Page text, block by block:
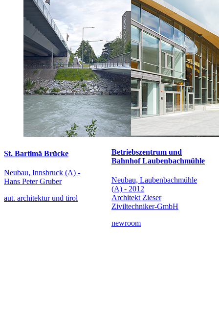
St. Bartlmä Brücke
Neubau, Innsbruck (A) -
Hans Peter Gruber
aut. architektur und tirol
Betriebszentrum und
Bahnhof Laubenbachmühle
Neubau, Laubenbachmühle
(A) - 2012
Architekt Zieser
Ziviltechniker-GmbH
newroom